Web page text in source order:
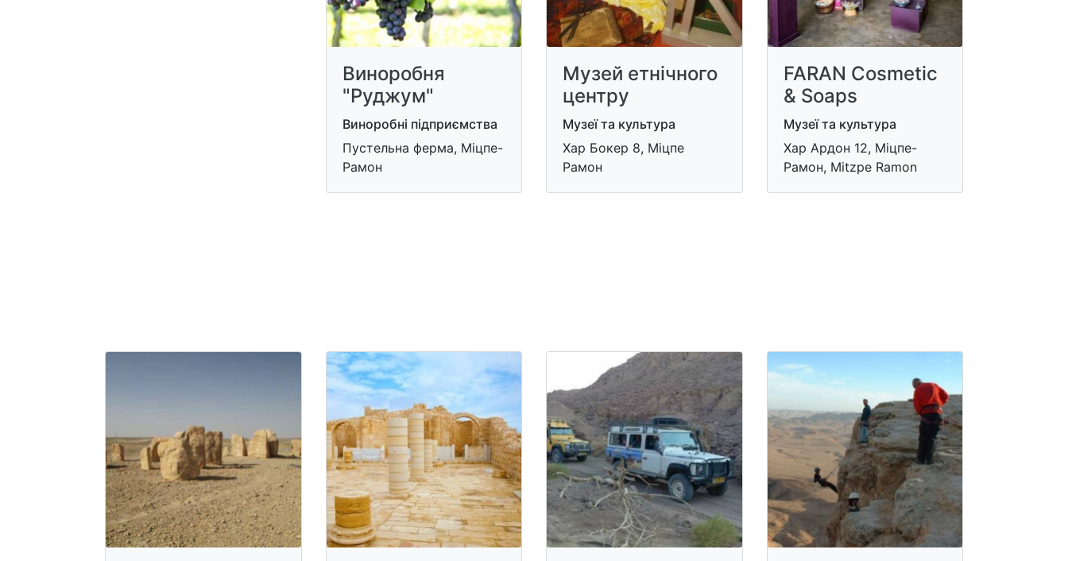
Виноробня
"Руджум"
Виноробні підприємства
Пустельна ферма, Міцпе-
Рамон
Музей етнічного
центру
Музеї та культура
Хар Бокер 8, Міцпе
Рамон
FARAN Cosmetic
& Soaps
Музеї та культура
Хар Ардон 12, Міцпе-
Рамон, Mitzpe Ramon